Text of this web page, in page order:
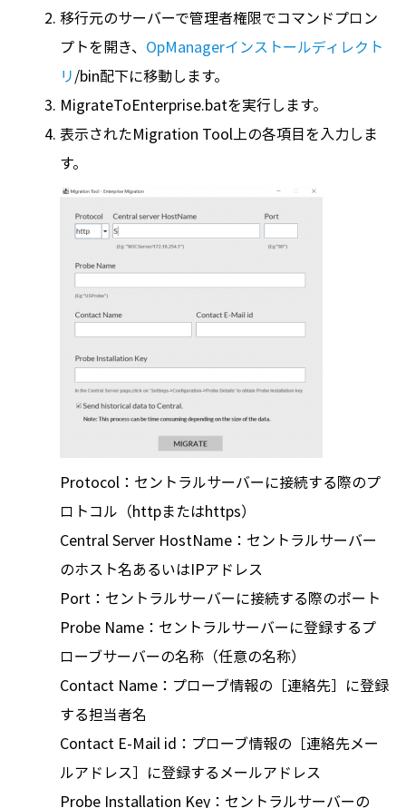
移行元のサーバーで管理者権限でコマンドプロン
プトを開き、 OpManagerインストールディレクト
リ/bin配下に移動します。
MigrateToEnterprise.batを実行します。
表示されたMigration Tool上の各項目を入力しま
す。
Protocol：セントラルサーバーに接続する際のプ
ロトコル（httpまたはhttps）
Central Server HostName：セントラルサーバー
のホスト名あるいはIPアドレス
Port：セントラルサーバーに接続する際のポート
Probe Name：セントラルサーバーに登録するプ
ローブサーバーの名称（任意の名称）
Contact Name：プローブ情報の［連絡先］に登録
する担当者名
Contact E-Mail id：プローブ情報の［連絡先メー
ルアドレス］に登録するメールアドレス
Probe Installation Key：セントラルサーバーの